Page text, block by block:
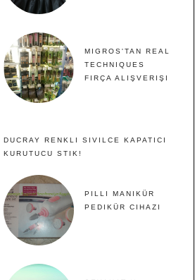
MIGROS'TAN REAL
TECHNIQUES
FIRÇA ALIŞVERIŞI
DUCRAY RENKLI SIVILCE KAPATICI
KURUTUCU STIK!
PILLI MANIKÜR
PEDIKÜR CIHAZI